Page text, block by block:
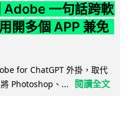
Adobe 一句話跨軟
開多個 APP 兼免
for ChatGPT 外掛，取代
Photoshop、...
閱讀全文